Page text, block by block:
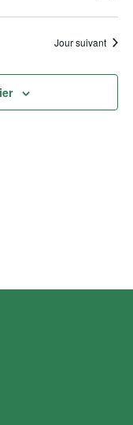
Jour suivant